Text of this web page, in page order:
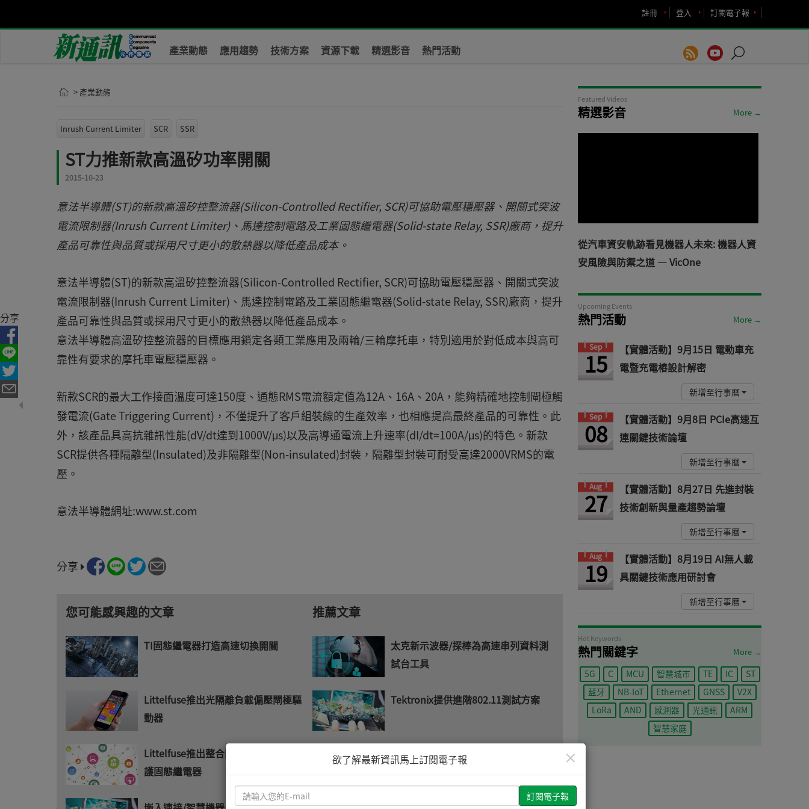
訂閱電子報
登入
註冊
產業動態 應用趨勢 技術方案 資源下載 精選影音 熱門活動
> 產業動態
Inrush Current Limiter SCR SSR
ST力推新款高溫矽功率開關
2015-10-23
意法半導體(ST)的新款高溫矽控整流器(Silicon-Controlled Rectifier, SCR)可協助電壓穩壓器、開關式突波
電流限制器(Inrush Current Limiter)、馬達控制電路及工業固態繼電器(Solid-state Relay, SSR)廠商，提升
產品可靠性與品質或採用尺寸更小的散熱器以降低產品成本。
意法半導體(ST)的新款高溫矽控整流器(Silicon-Controlled Rectifier, SCR)可協助電壓穩壓器、開關式突波
電流限制器(Inrush Current Limiter)、馬達控制電路及工業固態繼電器(Solid-state Relay, SSR)廠商，提升
產品可靠性與品質或採用尺寸更小的散熱器以降低產品成本。
意法半導體高溫矽控整流器的目標應用鎖定各類工業應用及兩輪/三輪摩托車，特別適用於對低成本與高可
靠性有要求的摩托車電壓穩壓器。
新款SCR的最大工作接面溫度可達150度、通態RMS電流額定值為12A、16A、20A，能夠精確地控制閘極觸
發電流(Gate Triggering Current)，不僅提升了客戶組裝線的生產效率，也相應提高最終產品的可靠性。此
外，該產品具高抗雜訊性能(dV/dt達到1000V/μs)以及高導通電流上升速率(dI/dt=100A/μs)的特色。新款
SCR提供各種隔離型(Insulated)及非隔離型(Non-insulated)封裝，隔離型封裝可耐受高達2000VRMS的電
壓。
意法半導體網址:www.st.com
分享
您可能感興趣的文章
TI固態繼電器打造高速切換開關
Littelfuse推出光隔離負載偏壓閘極驅
動器
Littelfuse推出整合限流/熱關斷功能保
護固態繼電器
推薦文章
太克新示波器/探棒為高速串列資料測
試台工具
Tektronix提供進階802.11測試方案
ST與MicroOLED正式簽署策略合作協
議
Featured Videos
精選影音 More →
從汽車資安軌跡看見機器人未來: 機器人資
安風險與防禦之道 — VicOne
Upcoming Events
熱門活動 More →
Sep
15
【實體活動】9月15日 電動車充
電暨充電樁設計解密
新增至行事曆
Sep
08
【實體活動】9月8日 PCIe高速互
連關鍵技術論壇
新增至行事曆
Aug
27
【實體活動】8月27日 先進封裝
技術創新與量產趨勢論壇
新增至行事曆
Aug
19
【實體活動】8月19日 AI無人載
具關鍵技術應用研討會
新增至行事曆
Hot Keywords
熱門關鍵字 More →
5G C MCU 智慧城市 TE IC
ST
藍牙
NB-IoT Ethernet GNSS
V2X
LoRa
AND 感測器 光通訊
ARM
智慧家庭
分享
×
欲了解最新資訊馬上訂閱電子報